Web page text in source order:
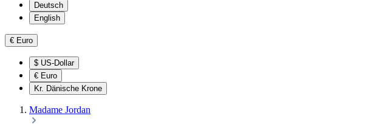
Deutsch
English
€ Euro
$ US-Dollar
€ Euro
Kr. Dänische Krone
Madame Jordan